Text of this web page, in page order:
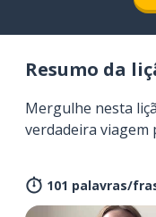
Resumo da
Mergulhe nesta
verdadeira viagem
101 palavras/